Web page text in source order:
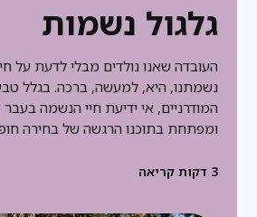
גלגול נשמות
העובדה שאנו נולדים מבלי לדעת על
נשמתנו, היא, למעשה, ברכה. בגלל
המודרניים, אי ידיעת חיי הנשמה
ומפתחת בתוכנו הרגשה של בחירה
3 דקות קריאה